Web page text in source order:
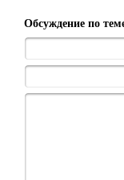
Обсуждение по